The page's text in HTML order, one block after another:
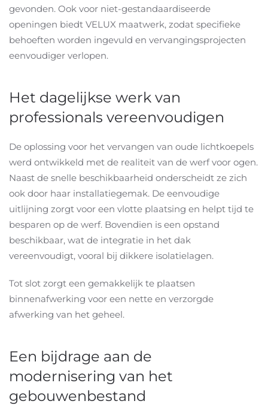
gevonden. Ook voor niet-gestandaardiseerde
openingen biedt VELUX maatwerk, zodat specifieke
behoeften worden ingevuld en vervangingsprojecten
eenvoudiger verlopen.
Het dagelijkse werk van
professionals vereenvoudigen
De oplossing voor het vervangen van oude lichtkoepels
werd ontwikkeld met de realiteit van de werf voor ogen.
Naast de snelle beschikbaarheid onderscheidt ze zich
ook door haar installatiegemak. De eenvoudige
uitlijning zorgt voor een vlotte plaatsing en helpt tijd te
besparen op de werf. Bovendien is een opstand
beschikbaar, wat de integratie in het dak
vereenvoudigt, vooral bij dikkere isolatielagen.
Tot slot zorgt een gemakkelijk te plaatsen
binnenafwerking voor een nette en verzorgde
afwerking van het geheel.
Een bijdrage aan de
modernisering van het
gebouwenbestand